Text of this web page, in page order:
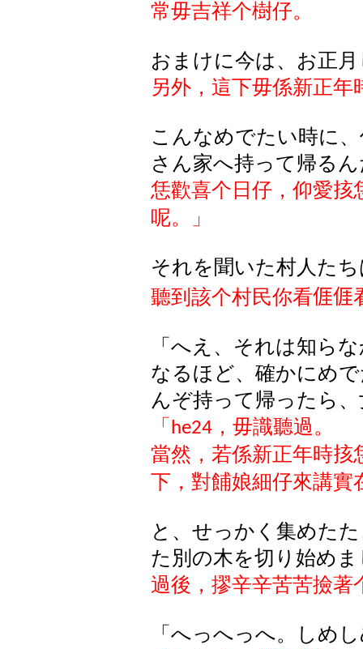
常毋吉祥个樹仔。
おまけに今は、お正
另外，這下毋係新正年
こんなめでたい時に
さん家へ持って帰る
恁歡喜个日仔，仰愛㧡
呢。」
それを聞いた村人た
聽到該个村民你看𠊎𠊎
「へえ、それは知ら
なるほど、確かにめ
んぞ持って帰ったら
「 he24 ，毋識聽過。
當然，若係新正年時㧡
下，對餔娘細仔來講實
と、せっかく集めた
た別の木を切り始め
過後，摎辛辛苦苦撿著
「へっへっへ。しめ